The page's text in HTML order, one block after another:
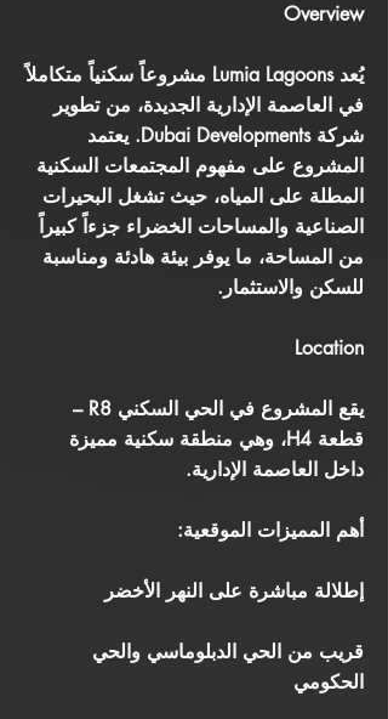
Overview
يُعد Lumia Lagoons مشروعاً سكنياً متكاملاً
في العاصمة الإدارية الجديدة، من تطوير
شركة Dubai Developments. يعتمد
المشروع على مفهوم المجتمعات السكنية
المطلة على المياه، حيث تشغل البحيرات
الصناعية والمساحات الخضراء جزءاً كبيراً
من المساحة، ما يوفر بيئة هادئة ومناسبة
للسكن والاستثمار.
Location
يقع المشروع في الحي السكني R8 –
قطعة H4، وهي منطقة سكنية مميزة
داخل العاصمة الإدارية.
أهم المميزات الموقعية:
إطلالة مباشرة على النهر الأخضر
قريب من الحي الدبلوماسي والحي
الحكومي